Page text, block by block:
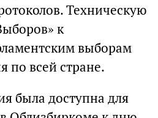
Техническую
к
выборам
по всей стране.
была доступна для